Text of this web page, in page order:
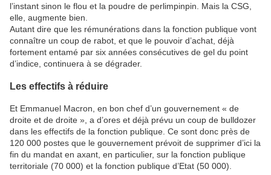
l’instant sinon le flou et la poudre de perlimpinpin. Mais la CSG,
elle, augmente bien.
Autant dire que les rémunérations dans la fonction publique vont
connaître un coup de rabot, et que le pouvoir d’achat, déjà
fortement entamé par six années consécutives de gel du point
d’indice, continuera à se dégrader.
Les effectifs à réduire
Et Emmanuel Macron, en bon chef d’un gouvernement « de
droite et de droite », a d’ores et déjà prévu un coup de bulldozer
dans les effectifs de la fonction publique. Ce sont donc près de
120 000 postes que le gouvernement prévoit de supprimer d’ici la
fin du mandat en axant, en particulier, sur la fonction publique
territoriale (70 000) et la fonction publique d’Etat (50 000).